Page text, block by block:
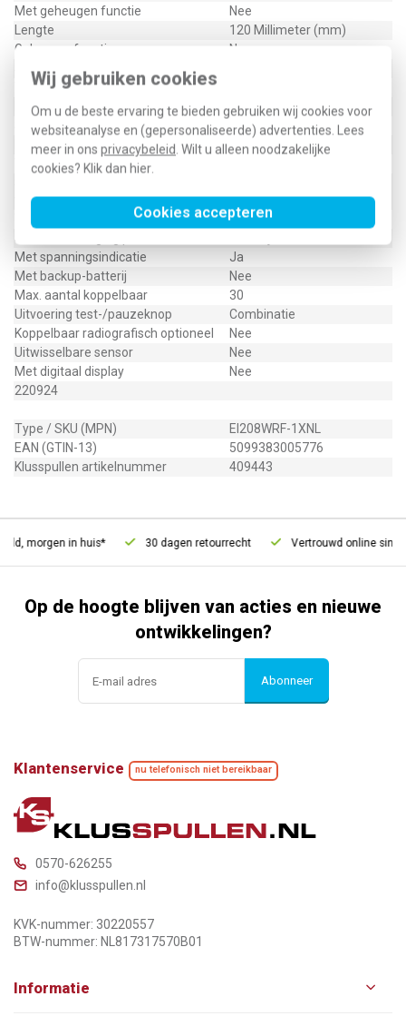
Wij gebruiken cookies
Om u de beste ervaring te bieden gebruiken wij cookies voor
websiteanalyse en (gepersonaliseerde) advertenties. Lees
meer in ons privacybeleid. Wilt u alleen noodzakelijke
cookies? Klik dan hier.
Cookies accepteren
Met geheugen functie
Nee
Lengte
120 Millimeter (mm)
Geheugenfunctie
Nee
Spanningstype voedingsspanning
Voedingsspanning
Met sokkel
Ja
Standalone
Ja
Beschermingsgraad (IP)
IP20
Verplaatsbaar
verbinding
Nee
Stroomverzorging primair
Met spanningsindicatie
Ja
Met backup-batterij
Nee
Max. aantal koppelbaar
30
Uitvoering test-/pauzeknop
Combinatie
Koppelbaar radiografisch optioneel
Nee
Uitwisselbare sensor
Nee
Met digitaal display
Nee
220924
Type / SKU (MPN)
EI208WRF-1XNL
EAN (GTIN-13)
5099383005776
Klusspullen artikelnummer
409443
morgen in huis* 30 dagen retourrecht Vertrouwd online sinds
Op de hoogte blijven van acties en nieuwe
ontwikkelingen?
Abonneer
Klantenservice nu telefonisch niet bereikbaar
0570-626255
info@klusspullen.nl
KVK-nummer: 30220557
BTW-nummer: NL817317570B01
Informatie